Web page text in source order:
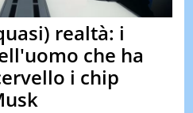
TEST
realtà: i
che ha
i chip